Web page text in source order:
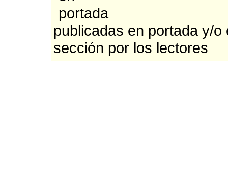
publicadas en portada y/o
sección por los lectores